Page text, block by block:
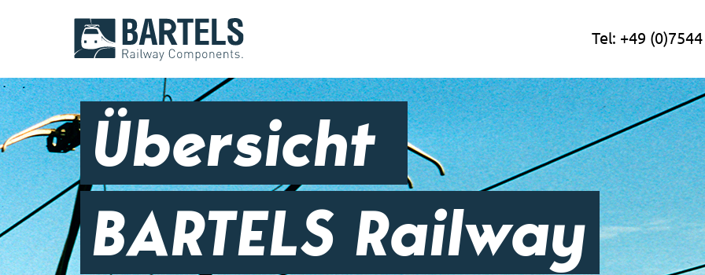
Tel: +49
Übersicht
BARTELS Railway